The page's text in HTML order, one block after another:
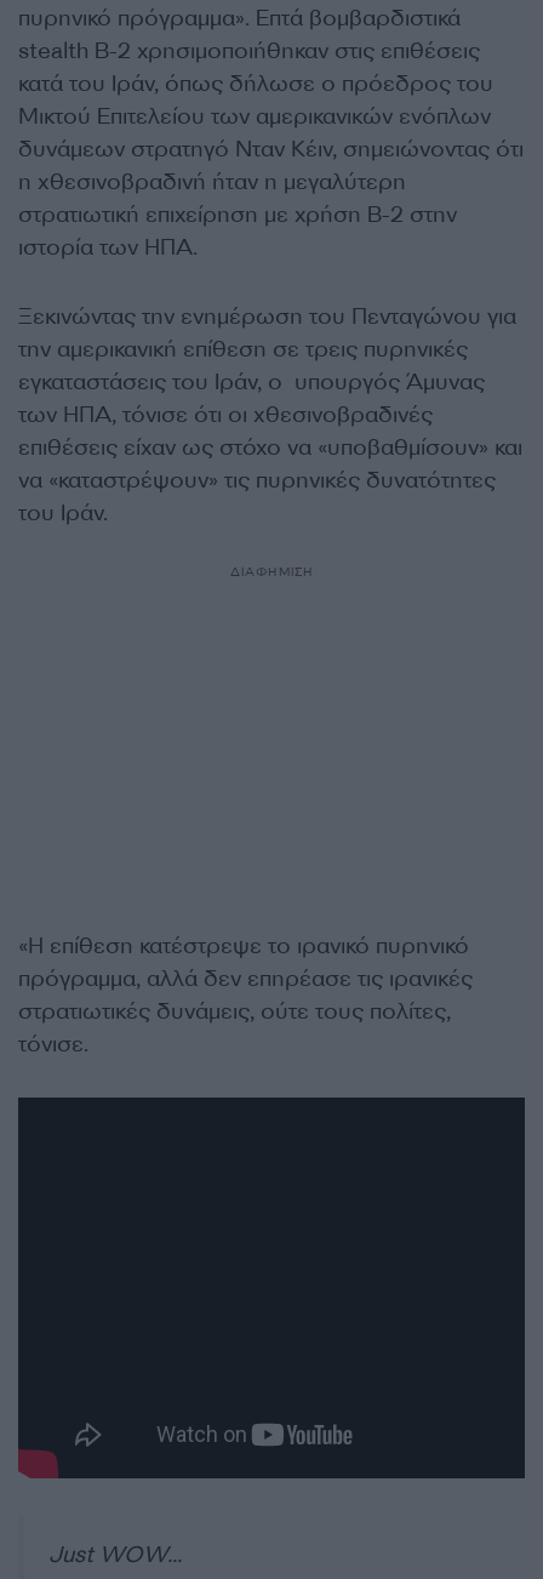
πυρηνικό πρόγραμμα». Επτά βομβαρδιστικά
stealth B-2 χρησιμοποιήθηκαν στις επιθέσεις
κατά του Ιράν, όπως δήλωσε ο πρόεδρος του
Μικτού Επιτελείου των αμερικανικών ενόπλων
δυνάμεων στρατηγό Νταν Κέιν, σημειώνοντας ότι
η χθεσινοβραδινή ήταν η μεγαλύτερη
στρατιωτική επιχείρηση με χρήση B-2 στην
ιστορία των ΗΠΑ.
Ξεκινώντας την ενημέρωση του Πενταγώνου για
την αμερικανική επίθεση σε τρεις πυρηνικές
εγκαταστάσεις του Ιράν, ο υπουργός Άμυνας
των ΗΠΑ, τόνισε ότι οι χθεσινοβραδινές
επιθέσεις είχαν ως στόχο να «υποβαθμίσουν» και
να «καταστρέψουν» τις πυρηνικές δυνατότητες
του Ιράν.
ΔΙΑΦΗΜΙΣΗ
«Η επίθεση κατέστρεψε το ιρανικό πυρηνικό
πρόγραμμα, αλλά δεν επηρέασε τις ιρανικές
στρατιωτικές δυνάμεις, ούτε τους πολίτες,
τόνισε.
Just WOW…